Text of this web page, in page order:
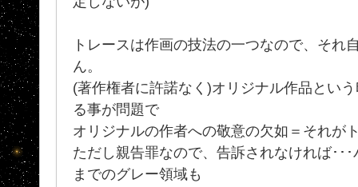
トレースは作画の技法の一つなので、それ
ん。
(著作権者に許諾なく)オリジナル作品とい
る事が問題で
オリジナルの作者への敬意の欠如＝それが
ただし親告罪なので、告訴されなければ･･
までのグレー領域も